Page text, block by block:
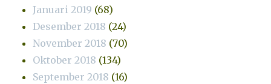
Januari 2019 (68)
Desember 2018 (24)
November 2018 (70)
Oktober 2018 (134)
September 2018 (16)